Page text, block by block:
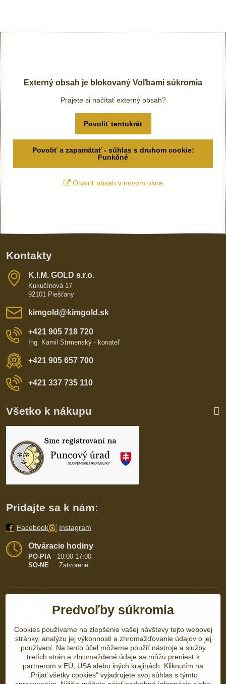
Externý obsah je blokovaný Voľbami súkromia
Prajete si načítať externý obsah?
Povoliť tentokrát
Povoliť a zapamätať - súhlas s druhom cookie:
Funkčné
Otvoriť obsah v novom okne
Kontakty
K​​.I​​.M​​. GOLD s​​.r​​.o​​.
Kukučínová 17
92101 Piešťany
kimgold​@kimgold​.sk
+421 905 718 720
Ing. Kamil Strmenský - konateľ
+421 905 657 700
+421 337 735 110
Všetko k nákupu
Pridajte sa k nám:
Facebook Instagram
Otváracie hodiny
PO-PIA
10:00-17:00
SO-NE Zatvorené
Predvoľby súkromia
Cookies používame na zlepšenie vašej návštevy tejto webovej
stránky, analýzu jej výkonnosti a zhromažďovanie údajov o jej
používaní. Na tento účel môžeme použiť nástroje a služby
tretích strán a zhromaždené údaje sa môžu preniesť k
partnerom v EÚ, USA alebo iných krajinách. Kliknutím na
„Prijať všetky cookies“ vyjadrujete svoj súhlas s týmto